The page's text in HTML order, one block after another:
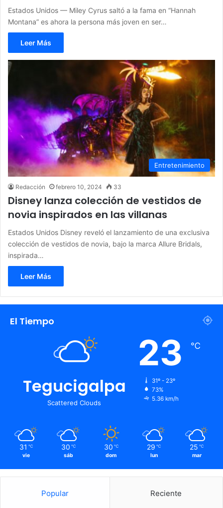
Estados Unidos — Miley Cyrus saltó a la fama en “Hannah
Montana” es ahora la persona más joven en ser…
Leer Más
Entretenimiento
Redacción febrero 10, 2024 33
Disney lanza colección de vestidos de
novia inspirados en las villanas
Estados Unidos Disney reveló el lanzamiento de una exclusiva
colección de vestidos de novia, bajo la marca Allure Bridals,
inspirada…
Leer Más
El Tiempo
Tegucigalpa
Scattered Clouds
23 ℃
31º - 23º
73%
5.36 km/h
31 ℃
vie
30 ℃
sáb
30 ℃
dom
29 ℃
lun
25 ℃
mar
Popular Reciente